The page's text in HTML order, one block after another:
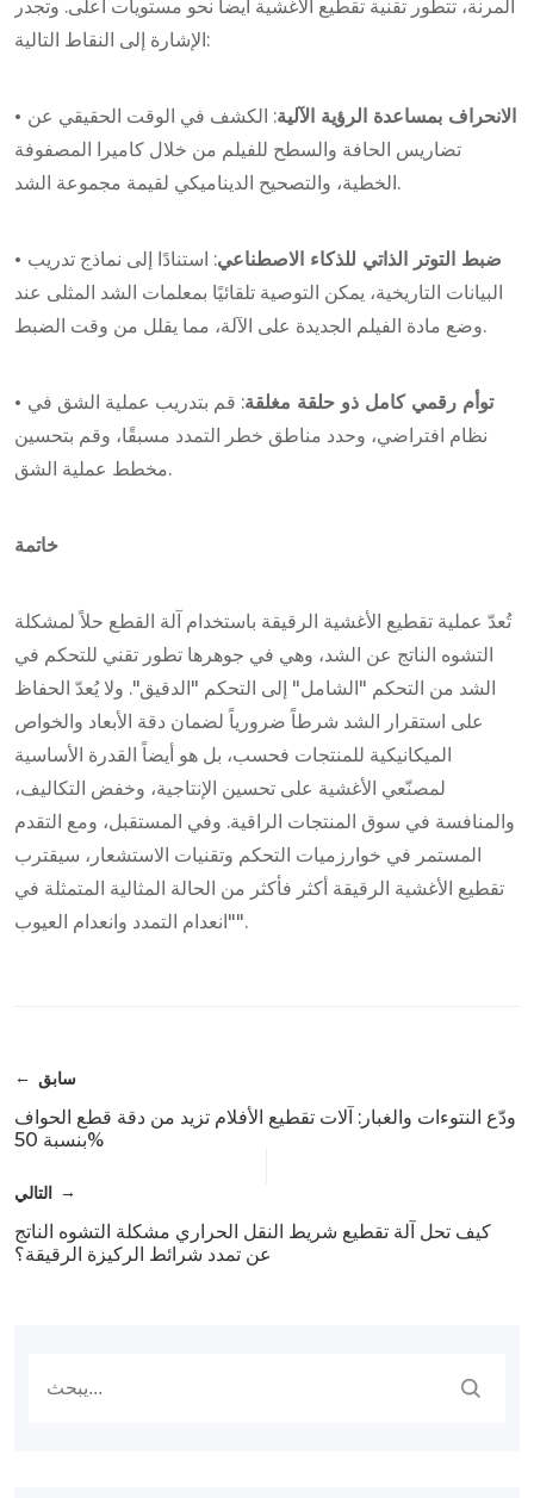
المرنة، تتطور تقنية تقطيع الأغشية أيضاً نحو مستويات أعلى. وتجدر
الإشارة إلى النقاط التالية:
• الانحراف بمساعدة الرؤية الآلية: الكشف في الوقت الحقيقي عن
تضاريس الحافة والسطح للفيلم من خلال كاميرا المصفوفة
الخطية، والتصحيح الديناميكي لقيمة مجموعة الشد.
• ضبط التوتر الذاتي للذكاء الاصطناعي: استنادًا إلى نماذج تدريب
البيانات التاريخية، يمكن التوصية تلقائيًا بمعلمات الشد المثلى عند
وضع مادة الفيلم الجديدة على الآلة، مما يقلل من وقت الضبط.
• توأم رقمي كامل ذو حلقة مغلقة: قم بتدريب عملية الشق في
نظام افتراضي، وحدد مناطق خطر التمدد مسبقًا، وقم بتحسين
مخطط عملية الشق.
خاتمة
تُعدّ عملية تقطيع الأغشية الرقيقة باستخدام آلة القطع حلاً لمشكلة
التشوه الناتج عن الشد، وهي في جوهرها تطور تقني للتحكم في
الشد من التحكم "الشامل" إلى التحكم "الدقيق". ولا يُعدّ الحفاظ
على استقرار الشد شرطاً ضرورياً لضمان دقة الأبعاد والخواص
الميكانيكية للمنتجات فحسب، بل هو أيضاً القدرة الأساسية
لمصنّعي الأغشية على تحسين الإنتاجية، وخفض التكاليف،
والمنافسة في سوق المنتجات الراقية. وفي المستقبل، ومع التقدم
المستمر في خوارزميات التحكم وتقنيات الاستشعار، سيقترب
تقطيع الأغشية الرقيقة أكثر فأكثر من الحالة المثالية المتمثلة في
"انعدام التمدد وانعدام العيوب".
سابق
ودّع النتوءات والغبار: آلات تقطيع الأفلام تزيد من دقة قطع الحواف
بنسبة 50%
التالي
كيف تحل آلة تقطيع شريط النقل الحراري مشكلة التشوه الناتج
عن تمدد شرائط الركيزة الرقيقة؟